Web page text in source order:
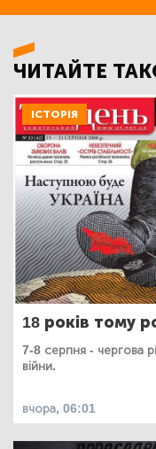
ЧИТАЙТЕ
ІСТОРІЯ
18 років тому
7-8 серпня - чергова
війни.
вчора, 06:01